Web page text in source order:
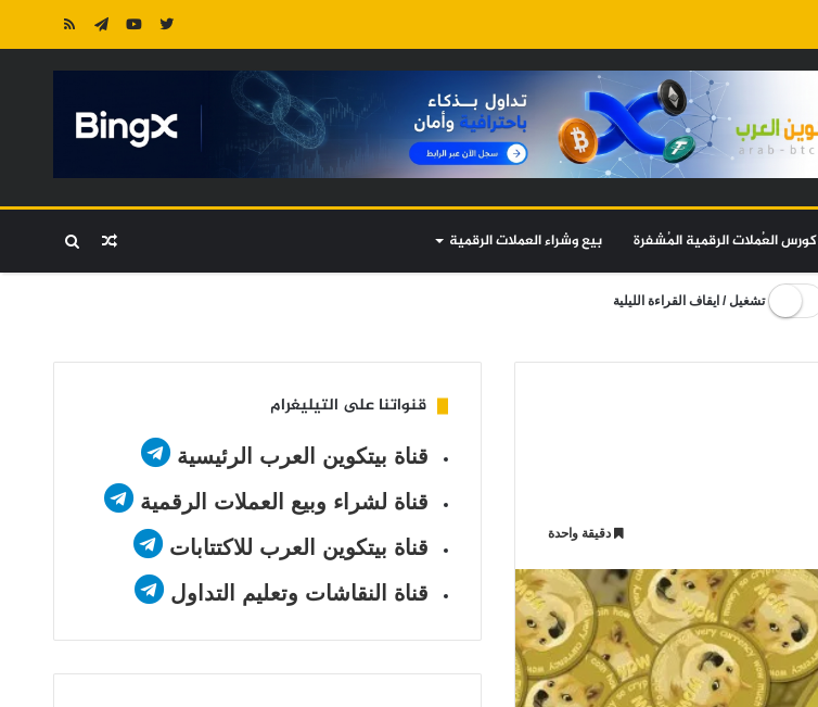
كورس العُملات الرقمية المُشفرة بيع وشراء العملات الرقمية بحث مقال
تشغيل / ايقاف القراءة الليلية
دقيقة واحدة
قنواتنا على التيليغرام
قناة بيتكوين العرب الرئيسية
قناة لشراء وبيع العملات الرقمية
قناة بيتكوين العرب للاكتتابات
قناة النقاشات وتعليم التداول